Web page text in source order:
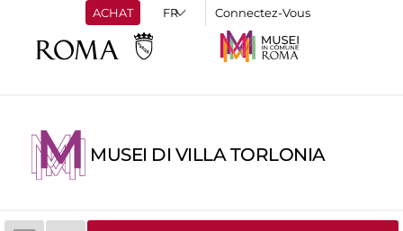
ACHAT Connectez-Vous
MUSEI DI VILLA TORLONIA